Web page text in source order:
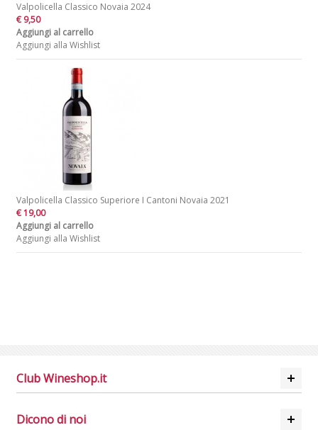
Valpolicella Classico Novaia 2024
€ 9,50
Aggiungi al carrello
Aggiungi alla Wishlist
Valpolicella Classico Superiore I Cantoni Novaia 2021
€ 19,00
Aggiungi al carrello
Aggiungi alla Wishlist
Club Wineshop.it
Dicono di noi